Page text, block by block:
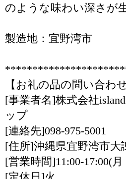
のような味わい深さが
製造地：宜野湾市
【お礼の品の問い合わせ
[事業者名]株式会社
ップ
[連絡先]098-975-5001
[住所]沖縄県宜野湾市大
[営業時間]11:00-17:00(